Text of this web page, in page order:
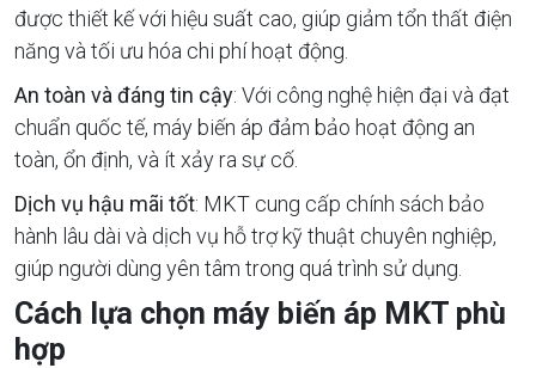
được thiết kế với hiệu suất cao, giúp giảm tổn thất điện
năng và tối ưu hóa chi phí hoạt động.
An toàn và đáng tin cậy: Với công nghệ hiện đại và đạt
chuẩn quốc tế, máy biến áp đảm bảo hoạt động an
toàn, ổn định, và ít xảy ra sự cố.
Dịch vụ hậu mãi tốt: MKT cung cấp chính sách bảo
hành lâu dài và dịch vụ hỗ trợ kỹ thuật chuyên nghiệp,
giúp người dùng yên tâm trong quá trình sử dụng.
Cách lựa chọn máy biến áp MKT phù
hợp